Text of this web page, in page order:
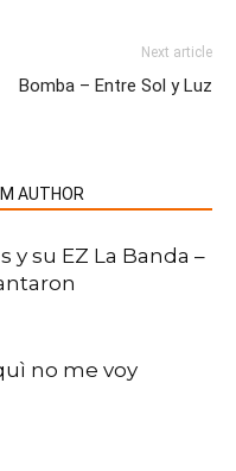
Next article
Bomba – Entre Sol y Luz
AUTHOR
y su EZ La Banda –
no me voy